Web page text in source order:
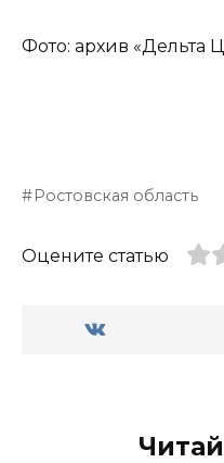
Фото: архив «Дельта
Ростовская область
Оцените статью